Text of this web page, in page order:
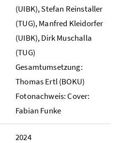
(UIBK), Stefan Reinstaller
(TUG), Manfred Kleidorfer
(UIBK), Dirk Muschalla
(TUG)
Gesamtumsetzung:
Thomas Ertl (BOKU)
Fotonachweis: Cover:
Fabian Funke
2024